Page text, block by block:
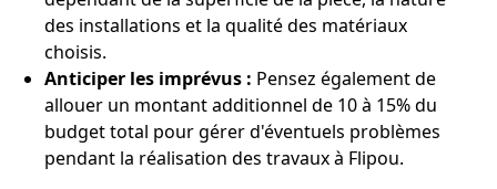
des installations et la qualité des matériaux
choisis.
Anticiper les imprévus : Pensez également de
allouer un montant additionnel de 10 à 15% du
budget total pour gérer d'éventuels problèmes
pendant la réalisation des travaux à Flipou.